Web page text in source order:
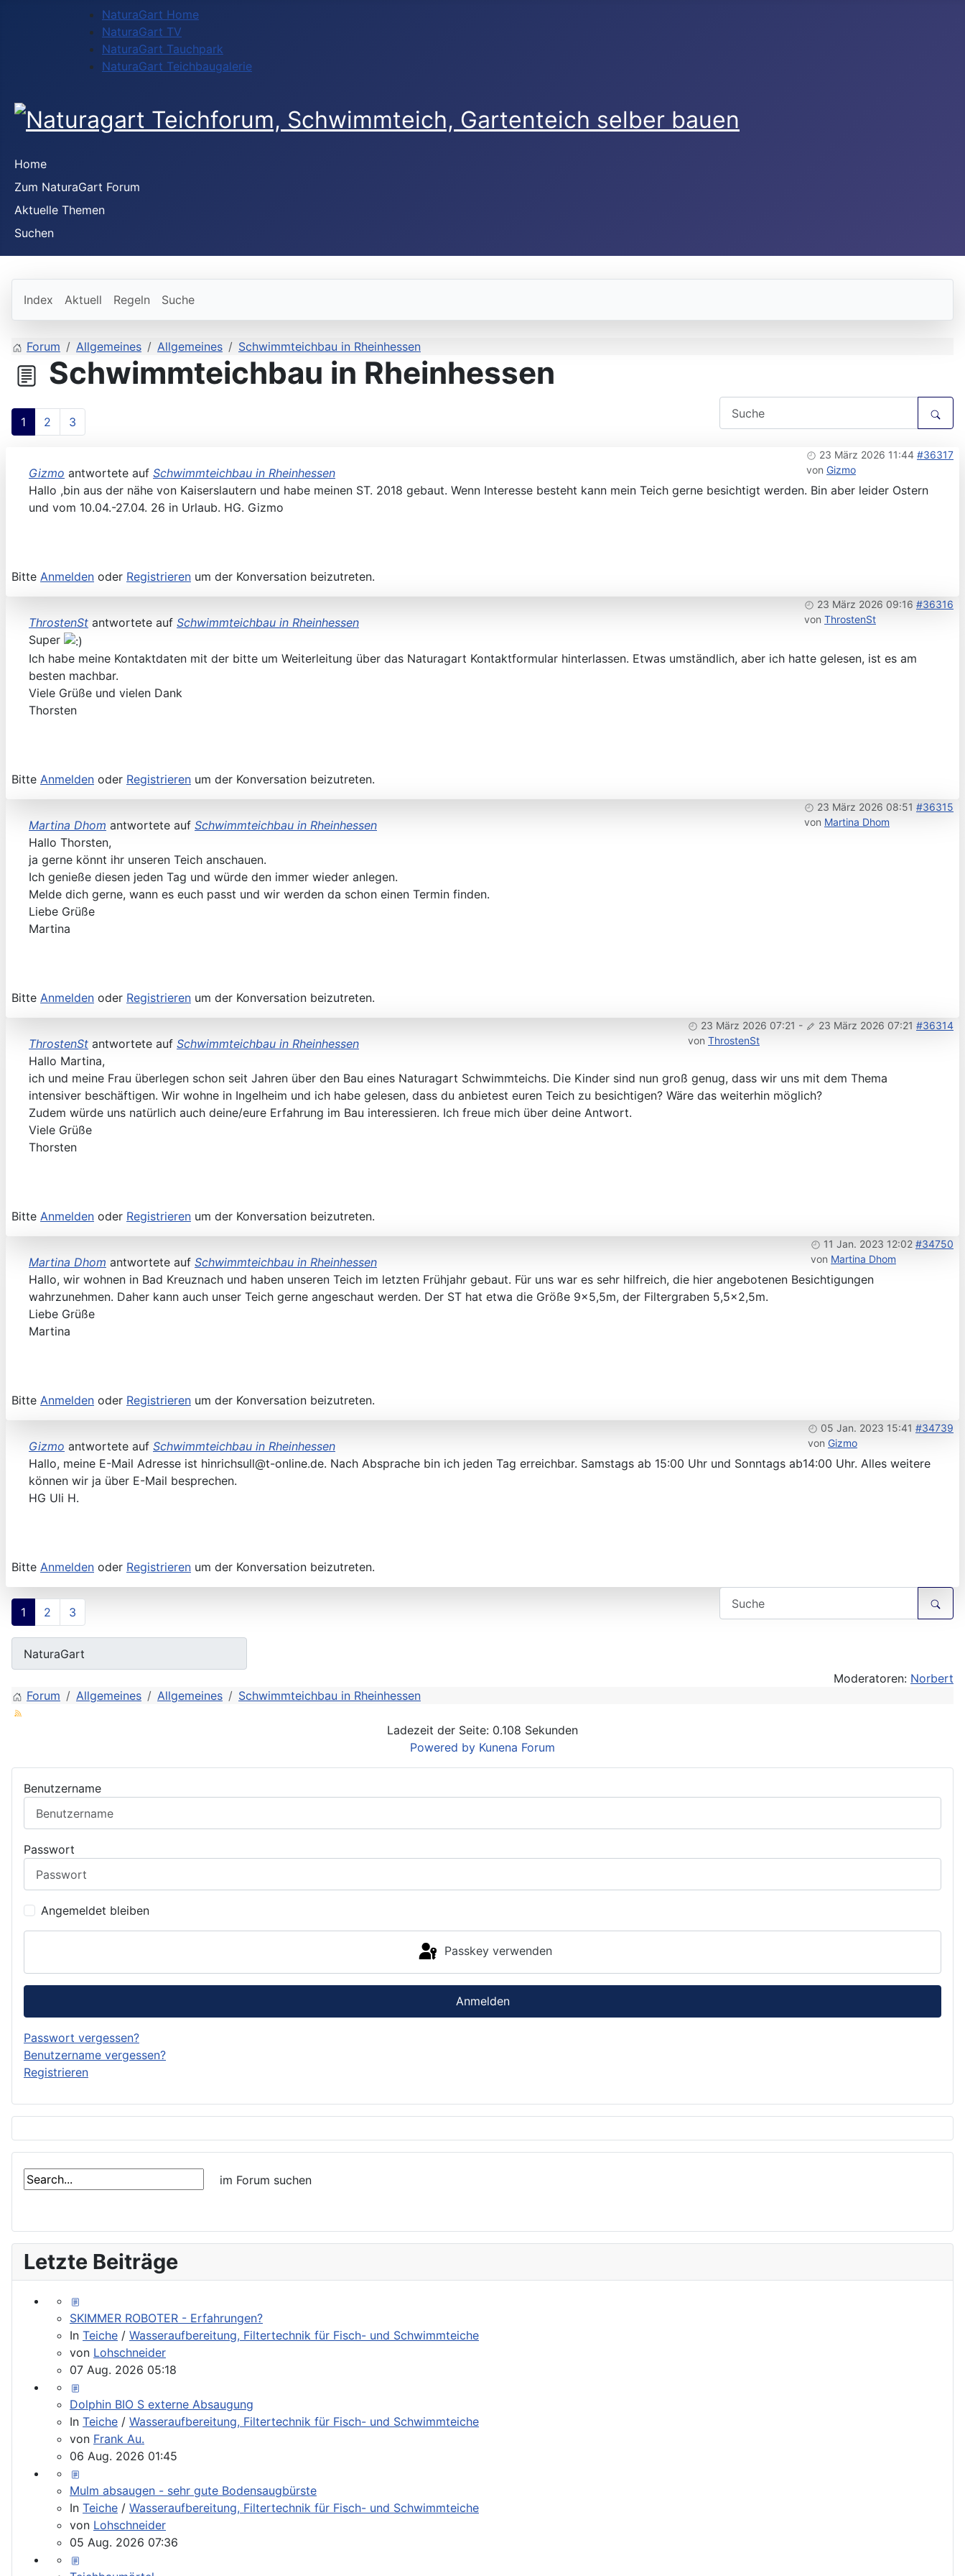
NaturaGart Home
NaturaGart TV
NaturaGart Tauchpark
NaturaGart Teichbaugalerie
Home
Zum NaturaGart Forum
Aktuelle Themen
Suchen
Index Aktuell Regeln Suche
Forum Allgemeines Allgemeines Schwimmteichbau in Rheinhessen
Schwimmteichbau in Rheinhessen
1 2 3
23 März 2026 11:44 #36317
von Gizmo
Gizmo antwortete auf Schwimmteichbau in Rheinhessen
Hallo ,bin aus der nähe von Kaiserslautern und habe meinen ST. 2018 gebaut. Wenn Interesse besteht kann mein Teich gerne besichtigt werden. Bin aber leider Ostern
und vom 10.04.-27.04. 26 in Urlaub. HG. Gizmo
Bitte Anmelden oder Registrieren um der Konversation beizutreten.
23 März 2026 09:16 #36316
von ThrostenSt
ThrostenSt antwortete auf Schwimmteichbau in Rheinhessen
Super
Ich habe meine Kontaktdaten mit der bitte um Weiterleitung über das Naturagart Kontaktformular hinterlassen. Etwas umständlich, aber ich hatte gelesen, ist es am
besten machbar.
Viele Grüße und vielen Dank
Thorsten
Bitte Anmelden oder Registrieren um der Konversation beizutreten.
23 März 2026 08:51 #36315
von Martina Dhom
Martina Dhom antwortete auf Schwimmteichbau in Rheinhessen
Hallo Thorsten,
ja gerne könnt ihr unseren Teich anschauen.
Ich genieße diesen jeden Tag und würde den immer wieder anlegen.
Melde dich gerne, wann es euch passt und wir werden da schon einen Termin finden.
Liebe Grüße
Martina
Bitte Anmelden oder Registrieren um der Konversation beizutreten.
23 März 2026 07:21 - 23 März 2026 07:21 #36314
von ThrostenSt
ThrostenSt antwortete auf Schwimmteichbau in Rheinhessen
Hallo Martina,
ich und meine Frau überlegen schon seit Jahren über den Bau eines Naturagart Schwimmteichs. Die Kinder sind nun groß genug, dass wir uns mit dem Thema
intensiver beschäftigen. Wir wohne in Ingelheim und ich habe gelesen, dass du anbietest euren Teich zu besichtigen? Wäre das weiterhin möglich?
Zudem würde uns natürlich auch deine/eure Erfahrung im Bau interessieren. Ich freue mich über deine Antwort.
Viele Grüße
Thorsten
Bitte Anmelden oder Registrieren um der Konversation beizutreten.
11 Jan. 2023 12:02 #34750
von Martina Dhom
Martina Dhom antwortete auf Schwimmteichbau in Rheinhessen
Hallo, wir wohnen in Bad Kreuznach und haben unseren Teich im letzten Frühjahr gebaut. Für uns war es sehr hilfreich, die hier angebotenen Besichtigungen
wahrzunehmen. Daher kann auch unser Teich gerne angeschaut werden. Der ST hat etwa die Größe 9x5,5m, der Filtergraben 5,5x2,5m.
Liebe Grüße
Martina
Bitte Anmelden oder Registrieren um der Konversation beizutreten.
05 Jan. 2023 15:41 #34739
von Gizmo
Gizmo antwortete auf Schwimmteichbau in Rheinhessen
Hallo, meine E-Mail Adresse ist hinrichsull@t-online.de. Nach Absprache bin ich jeden Tag erreichbar. Samstags ab 15:00 Uhr und Sonntags ab14:00 Uhr. Alles weitere
können wir ja über E-Mail besprechen.
HG Uli H.
Bitte Anmelden oder Registrieren um der Konversation beizutreten.
1 2 3
Moderatoren: Norbert
Forum
Allgemeines Allgemeines Schwimmteichbau in Rheinhessen
Ladezeit der Seite: 0.108 Sekunden
Powered by Kunena Forum
Benutzername
Passwort
Angemeldet bleiben
Passkey verwenden
Anmelden
Passwort vergessen?
Benutzername vergessen?
Registrieren
Letzte Beiträge
SKIMMER ROBOTER - Erfahrungen?
In Teiche / Wasseraufbereitung, Filtertechnik für Fisch- und Schwimmteiche
von Lohschneider
07 Aug. 2026 05:18
Dolphin BIO S externe Absaugung
In Teiche / Wasseraufbereitung, Filtertechnik für Fisch- und Schwimmteiche
von Frank Au.
06 Aug. 2026 01:45
Mulm absaugen - sehr gute Bodensaugbürste
In Teiche / Wasseraufbereitung, Filtertechnik für Fisch- und Schwimmteiche
von Lohschneider
05 Aug. 2026 07:36